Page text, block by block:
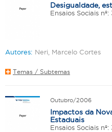
Desigualdade,
Ensaios Sociais nº:
Autores: Neri, Marcelo Cortes
Temas / Subtemas
Outubro/2006
Impactos da
Estaduais
Ensaios Sociais nº: